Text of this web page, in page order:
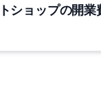
ショップの開業